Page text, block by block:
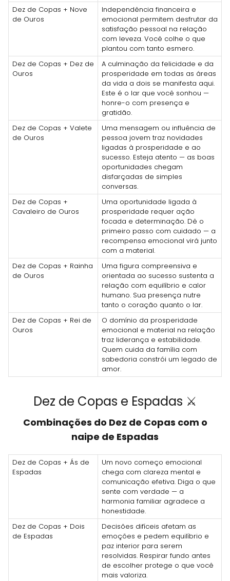
Dez de Copas + Nove
de Ouros
Independência financeira e
emocional permitem desfrutar da
satisfação pessoal na relação
com leveza. Você colhe o que
plantou com tanto esmero.
Dez de Copas + Dez de
Ouros
A culminação da felicidade e da
prosperidade em todas as áreas
da vida a dois se manifesta aqui.
Este é o lar que você sonhou —
honre-o com presença e
gratidão.
Dez de Copas + Valete
de Ouros
Uma mensagem ou influência de
pessoa jovem traz novidades
ligadas à prosperidade e ao
sucesso. Esteja atento — as boas
oportunidades chegam
disfarçadas de simples
conversas.
Dez de Copas +
Cavaleiro de Ouros
Uma oportunidade ligada à
prosperidade requer ação
focada e determinação. Dê o
primeiro passo com cuidado — a
recompensa emocional virá junto
com a material.
Dez de Copas + Rainha
de Ouros
Uma figura compreensiva e
orientada ao sucesso sustenta a
relação com equilíbrio e calor
humano. Sua presença nutre
tanto o coração quanto o lar.
Dez de Copas + Rei de
Ouros
O domínio da prosperidade
emocional e material na relação
traz liderança e estabilidade.
Quem cuida da família com
sabedoria constrói um legado de
amor.
Dez de Copas e Espadas ⚔️
Combinações do Dez de Copas com o
naipe de Espadas
Dez de Copas + Ás de
Espadas
Um novo começo emocional
chega com clareza mental e
comunicação efetiva. Diga o que
sente com verdade — a
harmonia familiar agradece a
honestidade.
Dez de Copas + Dois
de Espadas
Decisões difíceis afetam as
emoções e pedem equilíbrio e
paz interior para serem
resolvidas. Respirar fundo antes
de escolher protege o que você
mais valoriza.